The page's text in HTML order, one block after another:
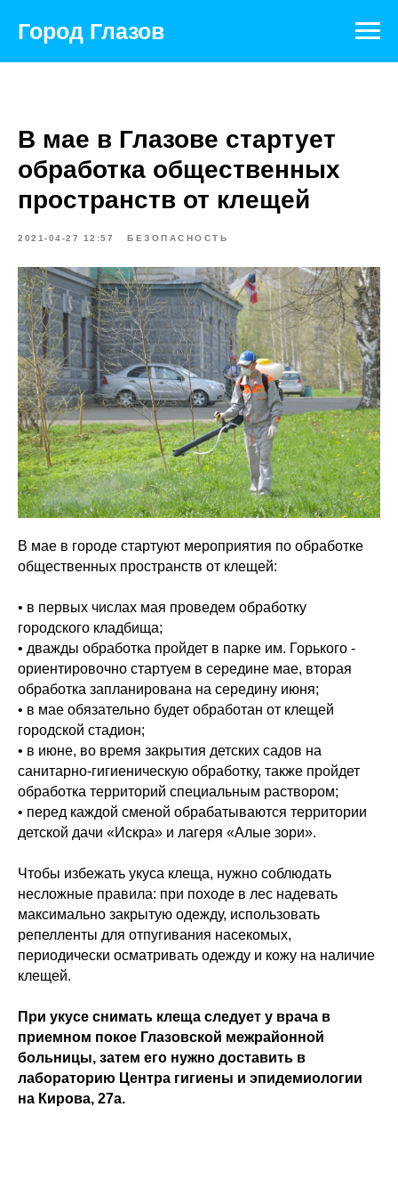
Город Глазов
В мае в Глазове стартует
обработка общественных
пространств от клещей
2021-04-27 12:57 БЕЗОПАСНОСТЬ
В мае в городе стартуют мероприятия по обработке
общественных пространств от клещей:
• в первых числах мая проведем обработку
городского кладбища;
• дважды обработка пройдет в парке им. Горького -
ориентировочно стартуем в середине мае, вторая
обработка запланирована на середину июня;
• в мае обязательно будет обработан от клещей
городской стадион;
• в июне, во время закрытия детских садов на
санитарно-гигиеническую обработку, также пройдет
обработка территорий специальным раствором;
• перед каждой сменой обрабатываются территории
детской дачи «Искра» и лагеря «Алые зори».
Чтобы избежать укуса клеща, нужно соблюдать
несложные правила: при походе в лес надевать
максимально закрытую одежду, использовать
репелленты для отпугивания насекомых,
периодически осматривать одежду и кожу на наличие
клещей.
При укусе снимать клеща следует у врача в
приемном покое Глазовской межрайонной
больницы, затем его нужно доставить в
лабораторию Центра гигиены и эпидемиологии
на Кирова, 27а.